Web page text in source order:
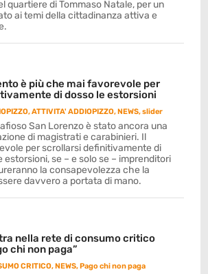
quartiere di Tommaso Natale, per un
ai temi della cittadinanza attiva e
è più che mai favorevole per
di dosso le estorsioni
,ATTIVITA' ADDIOPIZZO,NEWS,slider
San Lorenzo è stato ancora una
di magistrati e carabinieri. Il
per scrollarsi definitivamente di
estorsioni, se – e solo se – imprenditori
la consapevolezza che la
davvero a portata di mano.
nella rete di consumo critico
chi non paga”
CRITICO,NEWS,Pago chi non paga